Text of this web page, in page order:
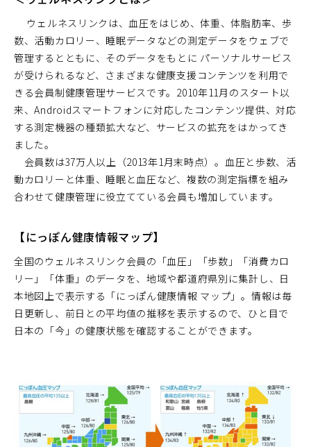
ウェルネスリンクは、血圧をはじめ、体重、体脂肪率、歩
数、活動カロリー、睡眠データなどの測定データをウェブで
管理するとともに、そのデータをもとに パーソナルサービス
が受けられるなど、さまざまな健康支援コンテンツを利用で
きる会員制健康管理サービスです。2010年11月のスタート以
来、Androidスマートフォンに対応したコンテンツ提供、対応
する測定機器の種類拡大など、サービスの拡充をはかってき
ました。
会員数は37万人以上（2013年1月末時点）。血圧と歩数、活
動カロリーと体重、睡眠と血圧など、複数の測定指標を組み
合わせて健康管理に役立てている会員も増加しています。
【にっぽん健康情報マップ】
全国のウェルネスリンク会員の「血圧」「歩数」「消費カロ
リー」「体重」のデータを、地域や都道府県別に集計し、日
本地図上で表示する「にっぽん健康情報 マップ」。情報は毎
日更新し、前日との平均値の推移を表示するので、ひと目で
日本の「今」の健康状態を確認することができます。